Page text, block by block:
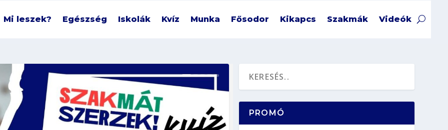
Mi leszek? Egészség Iskolák Kvíz Munka Fősodor Kikapcs Szakmák Videók
PROMÓ